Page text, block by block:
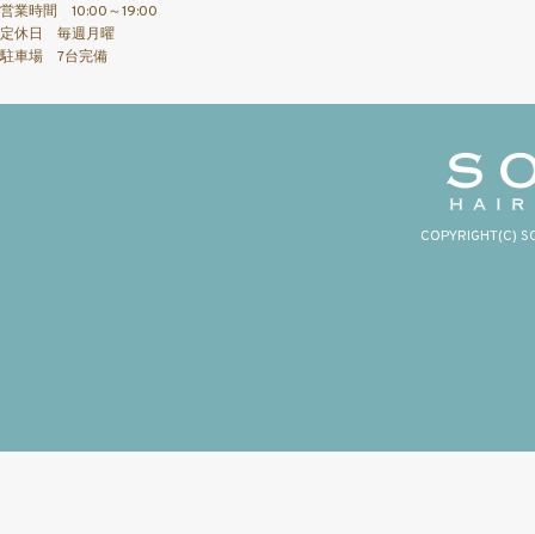
営業時間 10:00～19:00
定休日 毎週月曜
駐車場 7台完備
COPYRIGHT(C)